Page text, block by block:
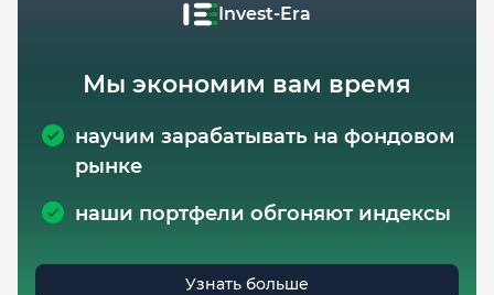
Invest-Era
Мы экономим вам время
научим зарабатывать на фондовом
рынке
наши портфели обгоняют индексы
Узнать больше